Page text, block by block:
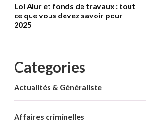
Loi Alur et fonds de travaux : tout
ce que vous devez savoir pour
2025
Categories
Actualités & Généraliste
Affaires criminelles